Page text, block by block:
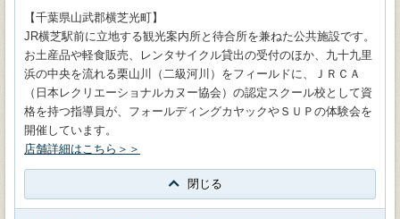
【千葉県山武郡横芝光町】
JR横芝駅前に立地する観光案内所と待合所を兼ねた公共施設です。
お土産品や軽食販売、レンタサイクル貸出の受付のほか、九十九里
浜の中央を流れる栗山川（二級河川）をフィールドに、ＪＲＣＡ
（日本レクリエーショナルカヌー協会）の認定スクール校として資
格を持つ指導員が、フォールディングカヤックやＳＵＰの体験会を
開催しています。
店舗詳細はこちら＞＞
閉じる